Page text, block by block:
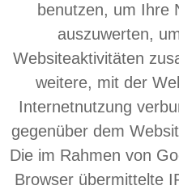
benutzen, um Ihre
auszuwerten,
Websiteaktivitäten
weitere, mit der
Internetnutzung
gegenüber dem
Die im Rahmen von
Browser übermittelte